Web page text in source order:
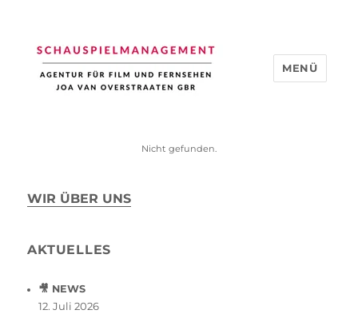
MENÜ
Nicht gefunden.
WIR ÜBER UNS
AKTUELLES
🎥 NEWS
12. Juli 2026